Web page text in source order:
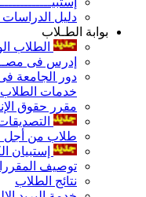
دليل الدراسات
بوابة الطـلاب
الطلاب
إدرس فى
دور الجامعة
خدمات الطلاب
مقرر حقوق
طلاب من أجل
إستبيان
توصيف
نتائج الطلاب